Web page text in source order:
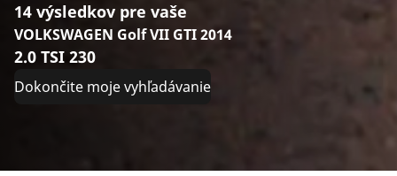
14 výsledkov pre vaše
VOLKSWAGEN Golf VII GTI 2014
2.0 TSI 230
Dokončite moje vyhľadávanie